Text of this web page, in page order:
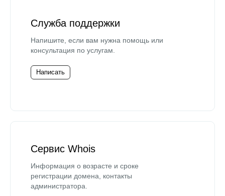
Служба поддержки
Напишите, если вам нужна помощь или
консультация по услугам.
Написать
Сервис Whois
Информация о возрасте и сроке
регистрации домена, контакты
администратора.